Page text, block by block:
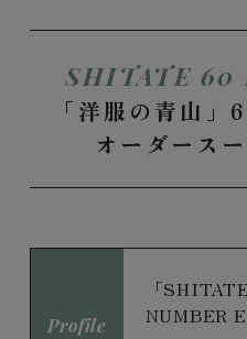
SHITATE 60
「洋服の青山」
オーダース
Profile
「
NUMBER